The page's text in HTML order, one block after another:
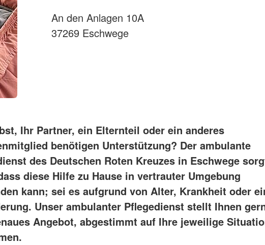
An den Anlagen 10A
37269 Eschwege
Ihr Partner, ein Elternteil oder ein anderes
benötigen Unterstützung? Der ambulante
des Deutschen Roten Kreuzes in Eschwege
diese Hilfe zu Hause in vertrauter Umgebung
kann; sei es aufgrund von Alter, Krankheit oder
Unser ambulanter Pflegedienst stellt Ihnen
Angebot, abgestimmt auf Ihre jeweilige